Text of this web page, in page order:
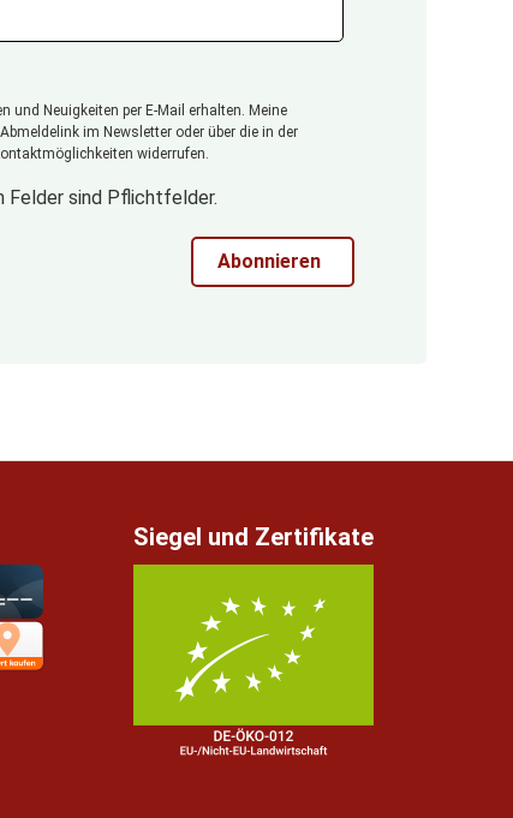
und Neuigkeiten per E-Mail erhalten. Meine
im Newsletter oder über die in der
widerrufen.
Felder sind Pflichtfelder.
Abonnieren
Siegel und Zertifikate